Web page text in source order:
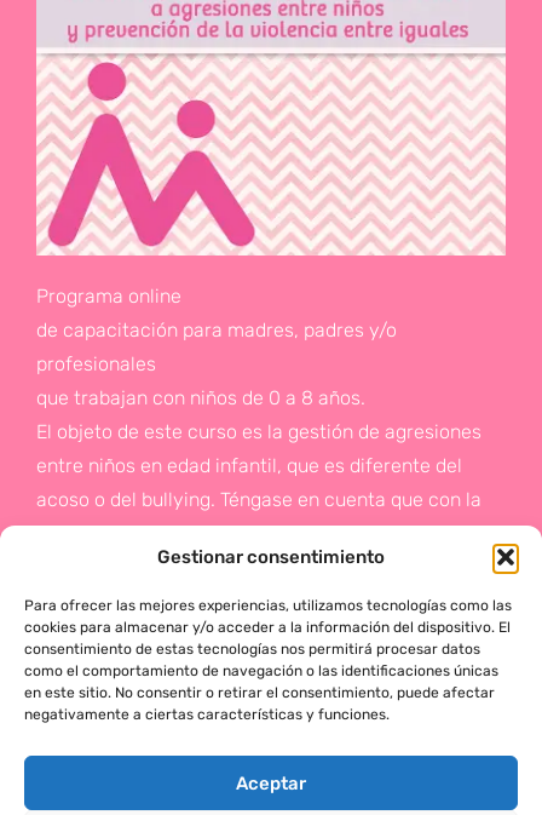
Gestionar consentimiento
Para ofrecer las mejores experiencias, utilizamos tecnologías como las
cookies para almacenar y/o acceder a la información del dispositivo. El
consentimiento de estas tecnologías nos permitirá procesar datos
como el comportamiento de navegación o las identificaciones únicas
en este sitio. No consentir o retirar el consentimiento, puede afectar
negativamente a ciertas características y funciones.
Aceptar
Programa online
de capacitación para madres, padres y/o
profesionales
que trabajan con niños de 0 a 8 años.
El objeto de este curso es la gestión de agresiones
entre niños en edad infantil, que es diferente del
acoso o del bullying. Téngase en cuenta que con la
de la prevención a un problema que suele aparecer
en etapas posteriores como es el acoso.
Si deseas más información,
haz click en este enlace: